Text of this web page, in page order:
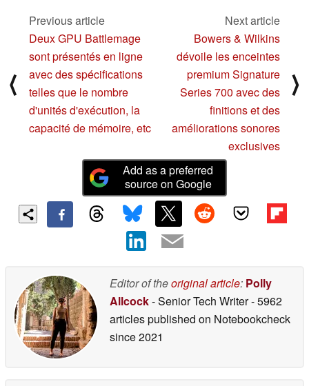
⟨
Previous article
Deux GPU Battlemage
sont présentés en ligne
avec des spécifications
telles que le nombre
d'unités d'exécution, la
capacité de mémoire, etc
Next article
Bowers & Wilkins
dévoile les enceintes
premium Signature
Series 700 avec des
finitions et des
améliorations sonores
exclusives
⟩
Add as a preferred
source on Google
Editor of theoriginal article: Polly
Allcock- Senior Tech Writer- 5962
articles published on Notebookcheck
since 2021